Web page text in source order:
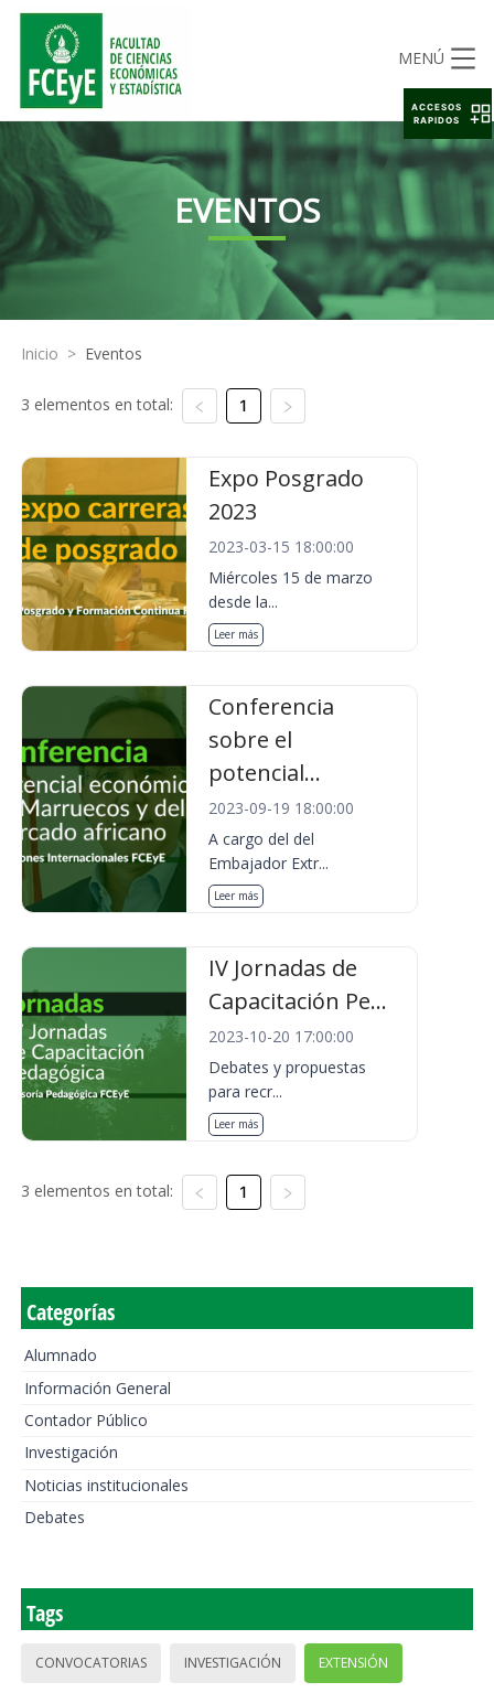
MENÚ
EVENTOS
Inicio > Eventos
3 elementos en total: 1
Expo Posgrado
2023
2023-03-15 18:00:00
Miércoles 15 de marzo
desde la...
Leer más
Conferencia
sobre el
potencial...
2023-09-19 18:00:00
A cargo del del
Embajador Extr...
Leer más
IV Jornadas de
Capacitación Pe...
2023-10-20 17:00:00
Debates y propuestas
para recr...
Leer más
3 elementos en total: 1
Categorías
Alumnado
Información General
Contador Público
Investigación
Noticias institucionales
Debates
Tags
CONVOCATORIAS INVESTIGACIÓN EXTENSIÓN
ACCESOS
RAPIDOS